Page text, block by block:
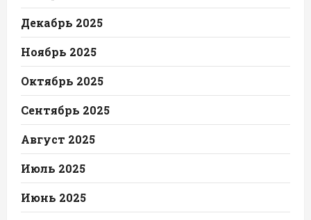
Декабрь 2025
Ноябрь 2025
Октябрь 2025
Сентябрь 2025
Август 2025
Июль 2025
Июнь 2025